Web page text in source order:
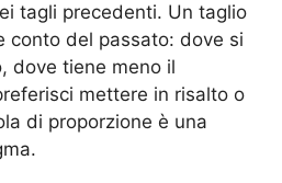
tagli precedenti. Un taglio
conto del passato: dove si
dove tiene meno il
mettere in risalto o
di proporzione è una